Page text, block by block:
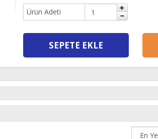
Ürün Adeti
SEPETE EKLE